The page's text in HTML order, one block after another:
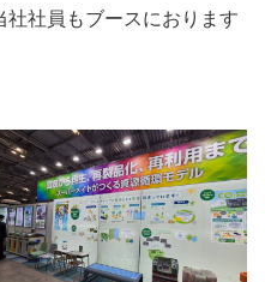
社員もブースにおります